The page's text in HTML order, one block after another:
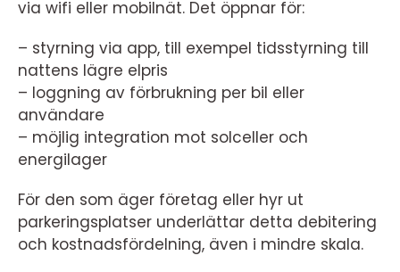
via wifi eller mobilnät. Det öppnar för:
– styrning via app, till exempel tidsstyrning till
nattens lägre elpris
– loggning av förbrukning per bil eller
användare
– möjlig integration mot solceller och
energilager
För den som äger företag eller hyr ut
parkeringsplatser underlättar detta debitering
och kostnadsfördelning, även i mindre skala.